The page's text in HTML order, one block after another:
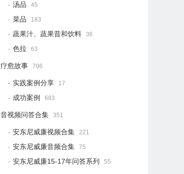
汤品 45
菜品 183
蔬果汁、蔬果昔和饮料 36
色拉 63
疗愈故事 706
实践案例分享 17
成功案例 683
音视频问答合集 351
安东尼威廉视频合集 221
安东尼威廉音频合集 75
安东尼威廉15-17年问答系列 55